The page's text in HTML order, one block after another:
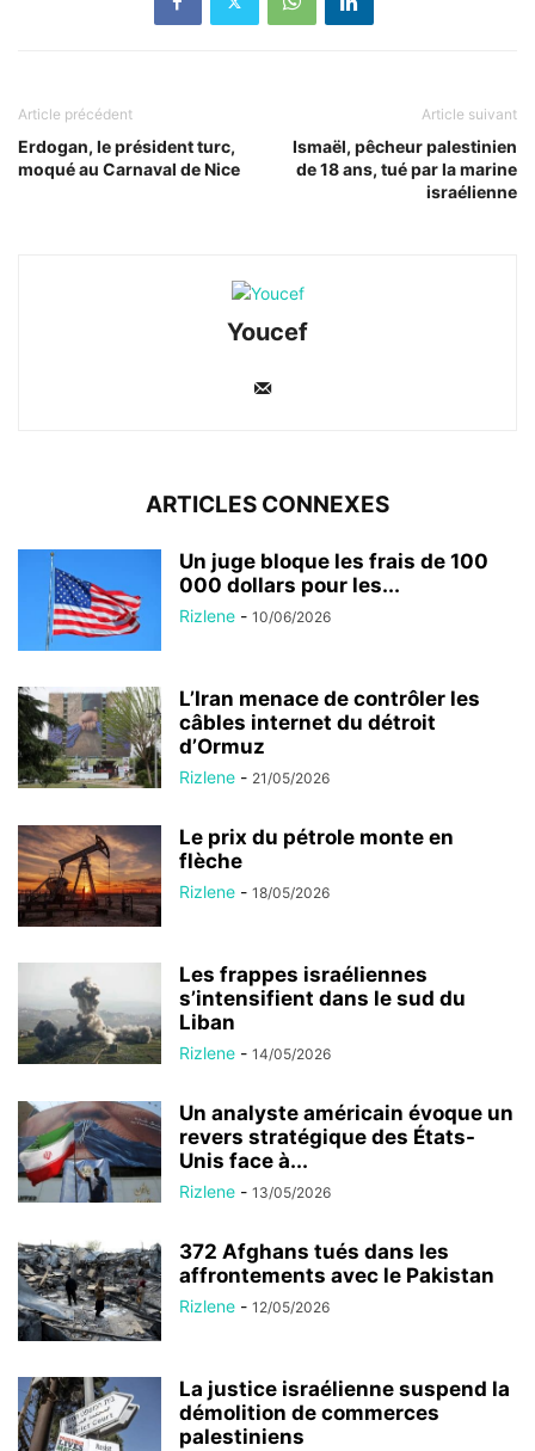
Article précédent
Erdogan, le président turc,
moqué au Carnaval de Nice
Article suivant
Ismaël, pêcheur palestinien
de 18 ans, tué par la marine
israélienne
Youcef
ARTICLES CONNEXES
Un juge bloque les frais de 100
000 dollars pour les...
Rizlene - 10/06/2026
L’Iran menace de contrôler les
câbles internet du détroit
d’Ormuz
Rizlene - 21/05/2026
Le prix du pétrole monte en
flèche
Rizlene - 18/05/2026
Les frappes israéliennes
s’intensifient dans le sud du
Liban
Rizlene - 14/05/2026
Un analyste américain évoque un
revers stratégique des États-
Unis face à...
Rizlene - 13/05/2026
372 Afghans tués dans les
affrontements avec le Pakistan
Rizlene - 12/05/2026
La justice israélienne suspend la
démolition de commerces
palestiniens